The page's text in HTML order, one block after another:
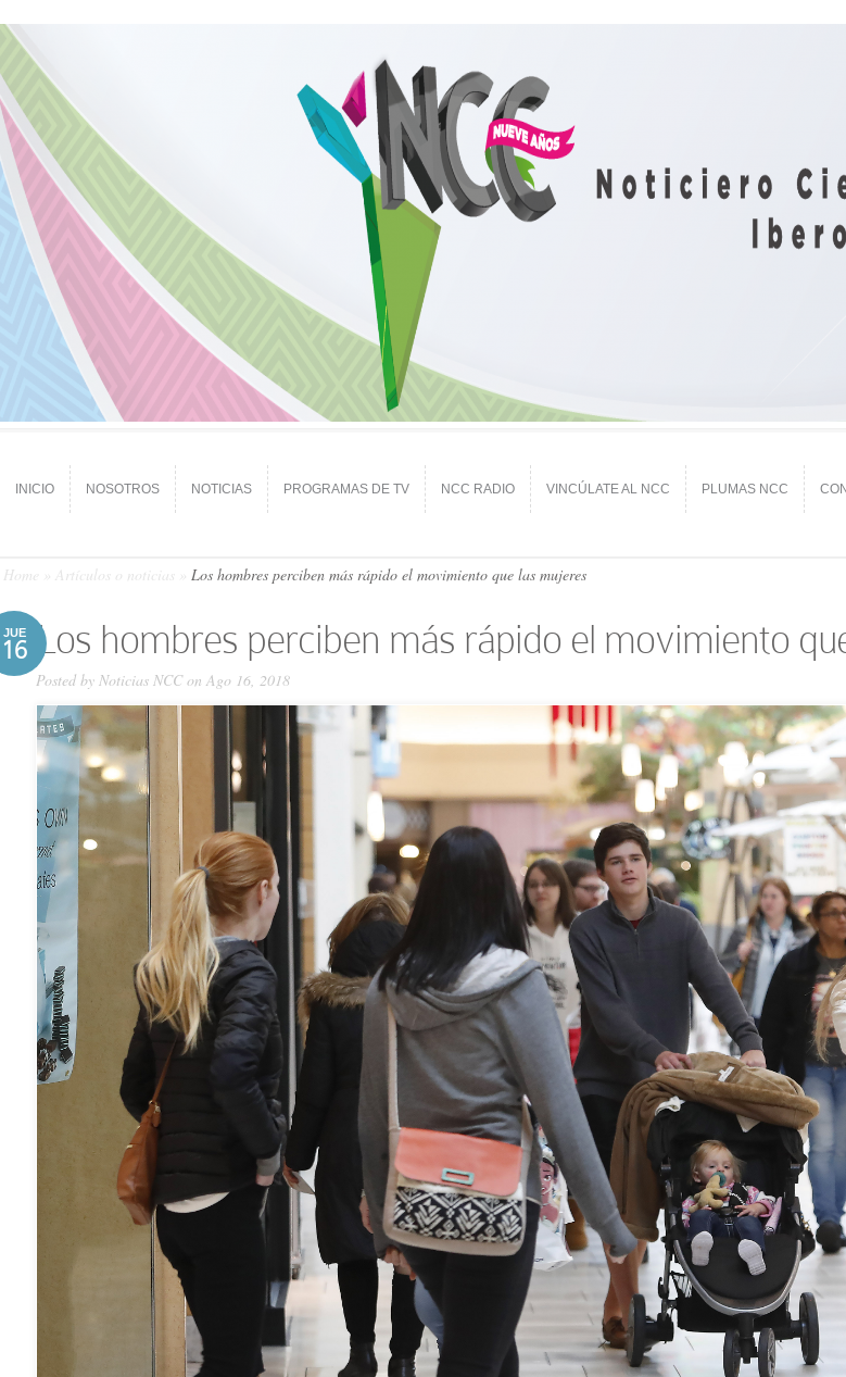
INICIO NOSOTROS NOTICIAS PROGRAMAS DE TV NCC RADIO VINCÚLATE AL NCC PLUMAS NCC
Home Artículos o noticias Los hombres perciben más rápido el movimiento que las mujeres
JUE
16 Los hombres perciben más rápido el movimiento
Posted by Noticias NCCon Ago 16, 2018